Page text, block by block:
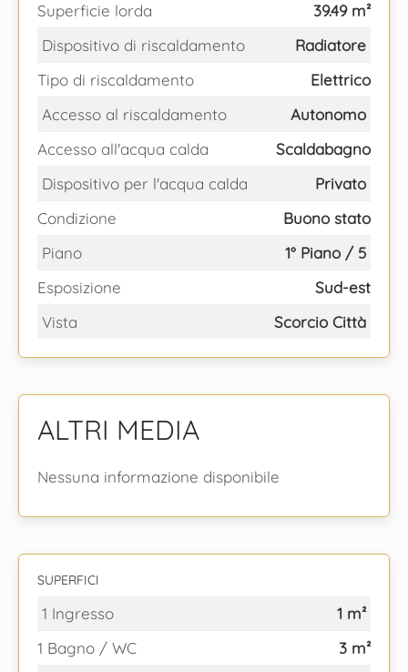
Superficie lorda
39.49 m²
Dispositivo di riscaldamento
Radiatore
Tipo di riscaldamento
Elettrico
Accesso al riscaldamento
Autonomo
Accesso all'acqua calda
Scaldabagno
Dispositivo per l'acqua calda
Privato
Condizione
Buono stato
Piano
1° Piano / 5
Esposizione
Sud-est
Vista
Scorcio Città
ALTRI MEDIA
Nessuna informazione disponibile
SUPERFICI
1 Ingresso
1 m²
1 Bagno / WC
3 m²